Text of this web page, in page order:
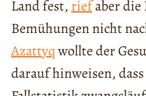
Land fest, riefaber die
Bemühungen nicht
Azattyqwollte der
darauf hinweisen,